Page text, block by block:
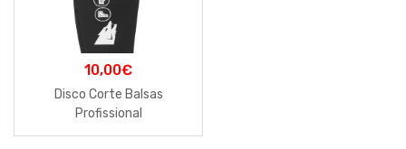
10,00€
Disco Corte Balsas
Profissional